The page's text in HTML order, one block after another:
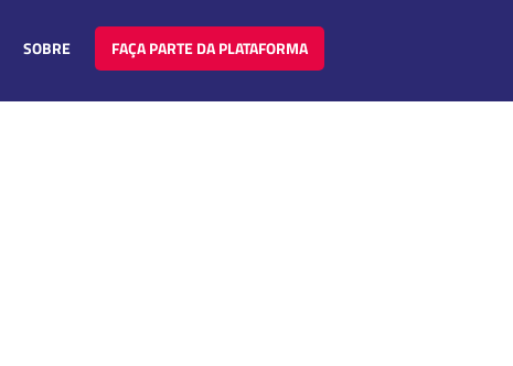
SOBRE FAÇA PARTE DA PLATAFORMA